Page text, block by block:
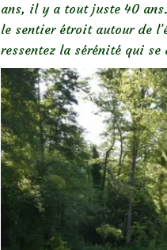
ans, il y a tout juste 40
le sentier étroit autour de
ressentez la sérénité qui